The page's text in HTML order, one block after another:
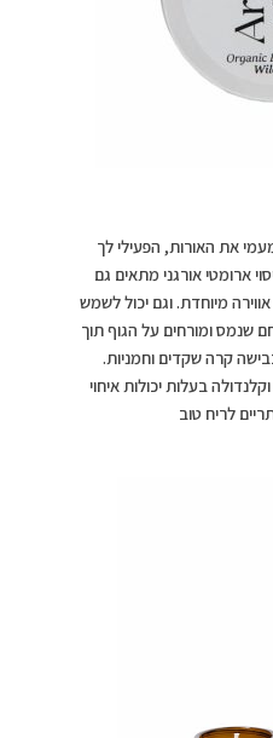
את האורות, הפעילי לך
ארומטי אורגני מתאים גם
מיוחדת. וגם יכול לשמש
שנמס ומורחים על הגוף תוך
קרה שקדים וחמניות.
בעלות יכולות איחוי
לריח טוב